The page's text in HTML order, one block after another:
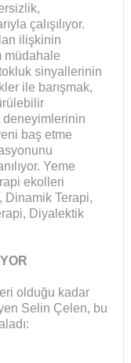
çalışılıyor.
ilişkinin
müdahale
sinyallerinin
ile barışmak,
deneyimlerinin
baş etme
Yeme
ekolleri
Dinamik Terapi,
Diyalektik
olduğu kadar
Selin Çelen, bu